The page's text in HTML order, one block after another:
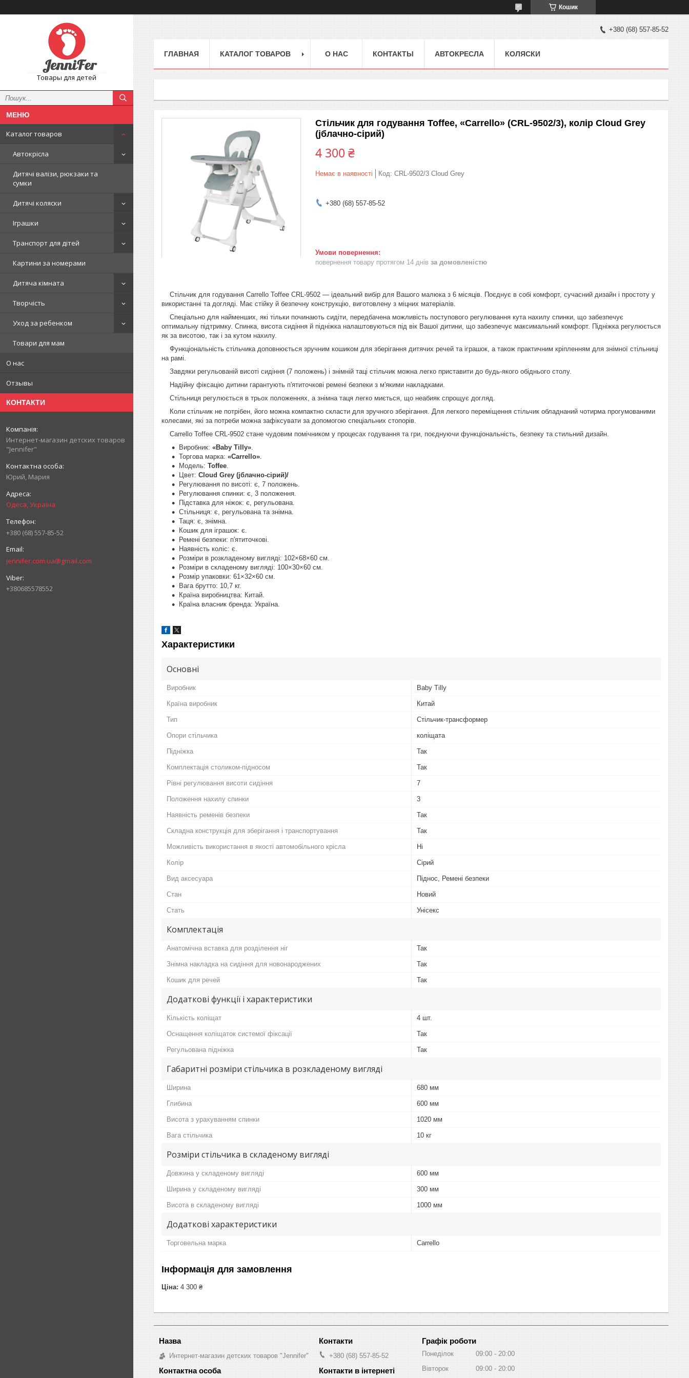
Кошик
Товары для детей
Каталог товаров
Автокрісла
Дитячі валізи, рюкзаки та
сумки
Дитячі коляски
Іграшки
Транспорт для дітей
Картини за номерами
Дитяча кімната
Творчість
Уход за ребенком
Товари для мам
О нас
Отзывы
КОНТАКТИ
Интернет-магазин детских товаров
"Jennifer"
Юрий, Мария
Одеса, Україна
+380 (68) 557-85-52
jennifer.com.ua@gmail.com
+380685578552
+380 (68) 557-85-52
ГЛАВНАЯ КАТАЛОГ ТОВАРОВ О НАС КОНТАКТЫ АВТОКРЕСЛА КОЛЯСКИ
Стільчик для годування Toffee, «Carrello» (CRL-9502/3), колір Cloud Grey
(jблачно-сірий)
4 300 ₴
Немає в наявності Код: CRL-9502/3 Cloud Grey
+380 (68) 557-85-52
повернення товару протягом 14 днів за домовленістю
Стільчик для годування Carrello Toffee CRL-9502 — ідеальний вибір для Вашого малюка з 6 місяців. Поєднує в собі комфорт, сучасний дизайн і простоту у
використанні та догляді. Має стійку й безпечну конструкцію, виготовлену з міцних матеріалів.
Спеціально для найменших, які тільки починають сидіти, передбачена можливість поступового регулювання кута нахилу спинки, що забезпечує
оптимальну підтримку. Спинка, висота сидіння й підніжка налаштовуються під вік Вашої дитини, що забезпечує максимальний комфорт. Підніжка регулюється
як за висотою, так і за кутом нахилу.
Функціональність стільчика доповнюється зручним кошиком для зберігання дитячих речей та іграшок, а також практичним кріпленням для знімної стільниці
на рамі.
Завдяки регульованій висоті сидіння (7 положень) і знімній таці стільчик можна легко приставити до будь-якого обіднього столу.
Надійну фіксацію дитини гарантують п'ятиточкові ремені безпеки з м'якими накладками.
Стільниця регулюється в трьох положеннях, а знімна таця легко миється, що неабияк спрощує догляд.
Коли стільчик не потрібен, його можна компактно скласти для зручного зберігання. Для легкого переміщення стільчик обладнаний чотирма прогумованими
колесами, які за потреби можна зафіксувати за допомогою спеціальних стопорів.
Carrello Toffee CRL-9502 стане чудовим помічником у процесах годування та гри, поєднуючи функціональність, безпеку та стильний дизайн.
Виробник: «Baby Tilly»
Торгова марка: «Carrello»
Модель: Toffee
Цвет: Cloud Grey (jблачно-сірий)/
Регулювання по висоті: є, 7 положень.
Регулювання спинки: є, 3 положення.
Підставка для ніжок: є, регульована.
Стільниця: є, регульована та знімна.
Таця: є, знімна.
Кошик для іграшок: є.
Ремені безпеки: п'ятиточкові.
Наявність коліс: є.
Розміри в розкладеному вигляді: 102×68×60 см.
Розміри в складеному вигляді: 100×30×60 см.
Розмір упаковки: 61×32×60 см.
Вага брутто: 10,7 кг.
Країна виробництва: Китай.
Країна власник бренда: Україна.
Характеристики
Основні
Виробник Baby Tilly
Країна виробник Китай
Тип Стільчик-трансформер
Опори стільчика коліщата
Підніжка Так
Комплектація столиком-підносом Так
Рівні регулювання висоти сидіння 7
Положення нахилу спинки 3
Наявність ременів безпеки Так
Складна конструкція для зберігання і транспортування Так
Можливість використання в якості автомобільного крісла Ні
Колір Сірий
Вид аксесуара Піднос, Ремені безпеки
Стан Новий
Стать Унісекс
Комплектація
Анатомічна вставка для розділення ніг Так
Знімна накладка на сидіння для новонароджених Так
Кошик для речей Так
Додаткові функції і характеристики
Кількість коліщат 4 шт.
Оснащення коліщаток системої фіксації Так
Регульована підніжка Так
Габаритні розміри стільчика в розкладеному вигляді
Ширина 680 мм
Глибина 600 мм
Висота з урахуванням спинки 1020 мм
Вага стільчика 10 кг
Розміри стільчика в складеному вигляді
Довжина у складеному вигляді 600 мм
Ширина у складеному вигляді 300 мм
Висота в складеному вигляді 1000 мм
Додаткові характеристики
Торговельна марка Carrello
Інформація для замовлення
Ціна: 4 300 ₴
Интернет-магазин детских товаров "Jennifer" +380 (68) 557-85-52
Графік роботи
Понеділок 09:00
20:00
Вівторок
09:00 20:00